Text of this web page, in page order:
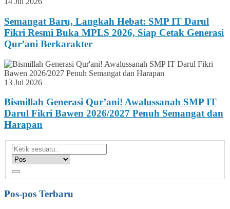
Semangat Baru, Langkah Hebat: SMP IT Darul
Fikri Resmi Buka MPLS 2026, Siap Cetak Generasi
Qur’ani Berkarakter
13 Jul 2026
Bismillah Generasi Qur’ani! Awalussanah SMP IT
Darul Fikri Bawen 2026/2027 Penuh Semangat dan
Harapan
Pos-pos Terbaru